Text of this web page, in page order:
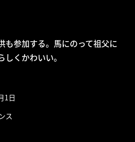
も参加する。馬にのって祖父に
くかわいい。
1日
ス